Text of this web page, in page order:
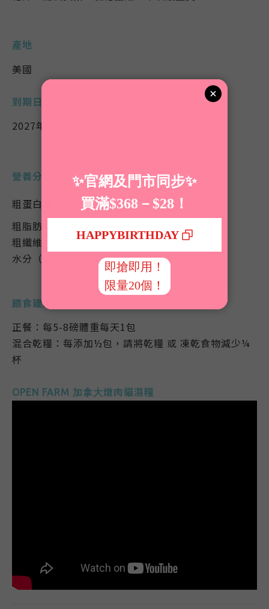
產地
美國
到期日
2027年1月7
營養分析
粗蛋白質（最少） 8%
粗脂肪（最少） 3.5%
粗纖維（最多） 2%
水分（最多） 82%
餵食建議
正餐： 每5-8磅體重每天1包
混合乾糧 ： 每添加½包，請將乾糧 或 凍乾食物減少¼
杯
OPEN FARM 加拿大燉肉貓濕糧